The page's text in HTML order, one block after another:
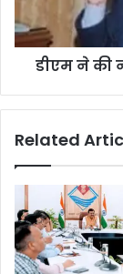
डीएम ने की
Related